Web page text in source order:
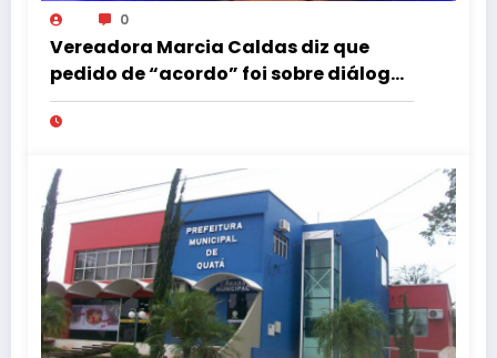
0
Vereadora Marcia Caldas diz que
pedido de “acordo” foi sobre diálogo
institucional